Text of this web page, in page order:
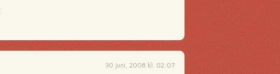
30 juni, 2008 kl. 02:07